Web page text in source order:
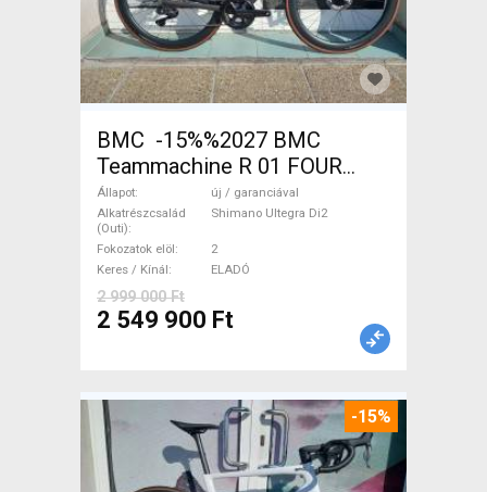
BMC -15%%2027 BMC
Teammachine R 01 FOUR
(56,58) Országúti Shimano
Ultegra Di2 tárcsafék új /
garanciával ELADÓ
Állapot
új / garanciával
Alkatrészcsalád
(Outi)
Shimano Ultegra Di2
Fokozatok elöl
2
Keres / Kínál
ELADÓ
2 999 000 Ft
2 549 900 Ft
-15%